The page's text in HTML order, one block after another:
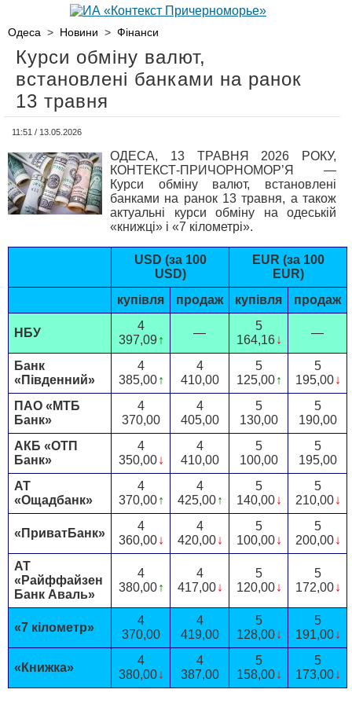
Одеса > Новини > Фінанси
Курси обміну валют,
встановлені банками на ранок
13 травня
11:51 / 13.05.2026
ОДЕСА, 13 ТРАВНЯ 2026 РОКУ,
КОНТЕКСТ-ПРИЧОРНОМОР’Я —
Курси обміну валют, встановлені
банками на ранок 13 травня, а також
актуальні курси обміну на одеській
«книжці» і «7 кілометрі».
USD (за 100
USD)
EUR (за 100
EUR)
купівля
продаж купівля продаж
НБУ
4
397,09 ↑
—
5
164,16 ↓
—
Банк
«Південний»
4
385,00 ↑
4
410,00
5
125,00 ↑
5
195,00 ↓
ПАО «МТБ
Банк»
4
370,00
4
405,00
5
130,00
5
190,00
АКБ «ОТП
Банк»
4
350,00 ↓
4
410,00
5
100,00
5
195,00
АТ
«Ощадбанк»
4
370,00 ↑
4
425,00 ↑
5
140,00 ↓
5
210,00 ↓
«ПриватБанк»
4
360,00 ↓
4
420,00 ↓
5
100,00 ↓
5
200,00 ↓
АТ
«Райффайзен
Банк Аваль»
4
380,00 ↑
4
417,00 ↓
5
120,00 ↓
5
172,00 ↓
«7 кілометр»
4
370,00
4
419,00
5
128,00 ↓
5
191,00 ↓
«Книжка»
4
380,00 ↓
4
387,00
5
158,00 ↓
5
173,00 ↓